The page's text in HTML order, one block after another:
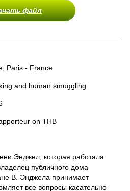
файл
Paris - France
and human smuggling
on THB
Энджел, которая работала
публичного дома
В. Энджела принимает
все вопросы касательно